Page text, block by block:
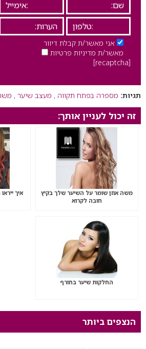
אני מאשר/ת קבלת דיוור
מאשר/ת מדיניות פרטיות
[recaptcha]
תגיות: מספרה בפתח תקווה , מעצב שיער ,
זה יכול לעניין אותך:
משה אוזן שומר על השיער שלך בקיץ
חובה לקרוא
איך
החלקות שיער בחורף
הנצפים ביותר